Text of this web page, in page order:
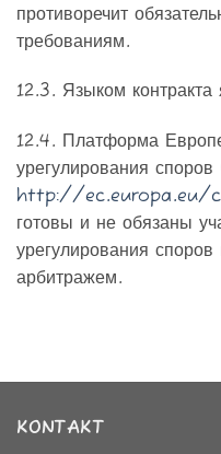
противоречит
требованиям.
12.3. Языком контракта
12.4. Платформа
урегулирования
http://ec.europa.eu/
готовы и не обязаны
урегулирования
арбитражем.
KONTAKT